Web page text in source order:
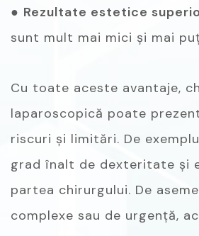
● Rezultate estetice
sunt mult mai mici și mai
Cu toate aceste avantaje,
laparoscopică poate
riscuri și limitări. De
grad înalt de dexteritate și
partea chirurgului. De
complexe sau de urgență,